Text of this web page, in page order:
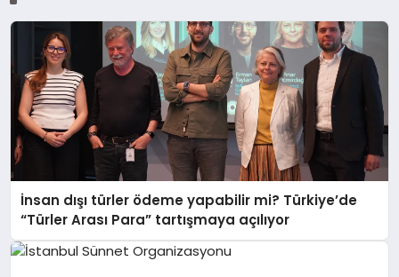
İnsan dışı türler ödeme yapabilir mi? Türkiye’de
“Türler Arası Para” tartışmaya açılıyor